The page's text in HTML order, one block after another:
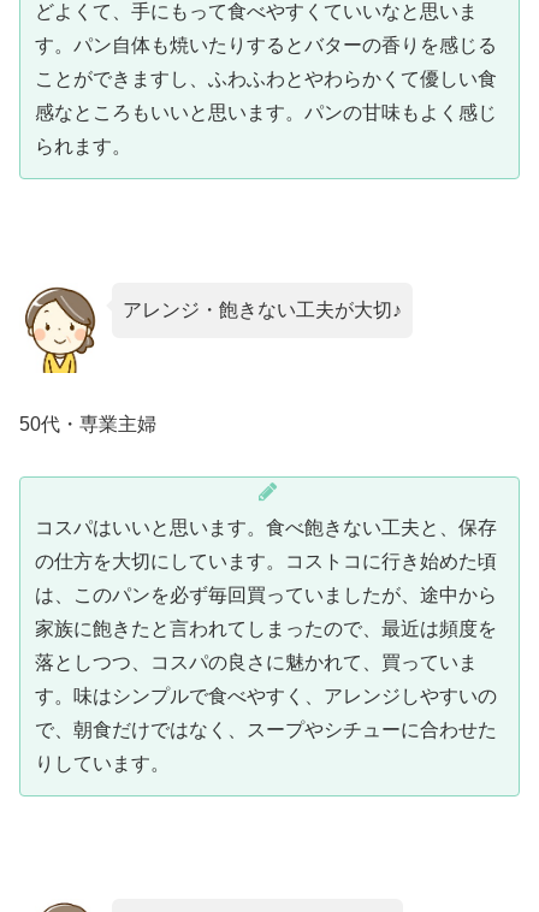
どよくて、手にもって食べやすくていいなと思いま
す。パン自体も焼いたりするとバターの香りを感じる
ことができますし、ふわふわとやわらかくて優しい食
感なところもいいと思います。パンの甘味もよく感じ
られます。
アレンジ・飽きない工夫が大切♪
50代・専業主婦
コスパはいいと思います。食べ飽きない工夫と、保存
の仕方を大切にしています。コストコに行き始めた頃
は、このパンを必ず毎回買っていましたが、途中から
家族に飽きたと言われてしまったので、最近は頻度を
落としつつ、コスパの良さに魅かれて、買っていま
す。味はシンプルで食べやすく、アレンジしやすいの
で、朝食だけではなく、スープやシチューに合わせた
りしています。